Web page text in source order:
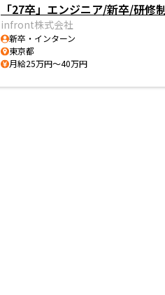
「27卒」エンジニア/新卒/研
infront株式会社
新卒・インターン
東京都
月給25万円～40万円